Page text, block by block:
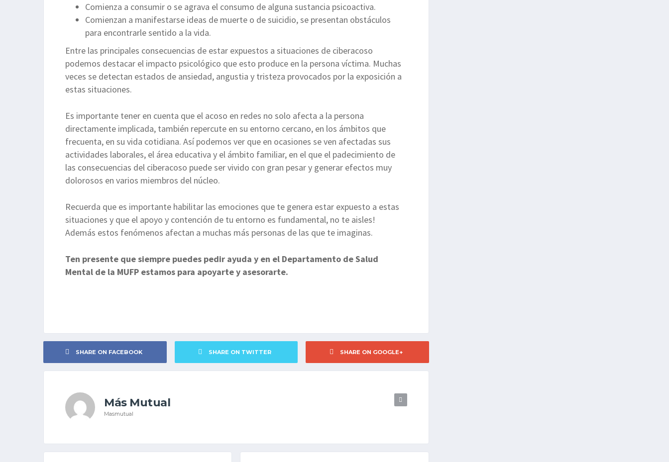
Comienza a consumir o se agrava el consumo de alguna sustancia psicoactiva.
Comienzan a manifestarse ideas de muerte o de suicidio, se presentan obstáculos
para encontrarle sentido a la vida.
Entre las principales consecuencias de estar expuestos a situaciones de ciberacoso
podemos destacar el impacto psicológico que esto produce en la persona víctima. Muchas
veces se detectan estados de ansiedad, angustia y tristeza provocados por la exposición a
estas situaciones.
Es importante tener en cuenta que el acoso en redes no solo afecta a la persona
directamente implicada, también repercute en su entorno cercano, en los ámbitos que
frecuenta, en su vida cotidiana. Así podemos ver que en ocasiones se ven afectadas sus
actividades laborales, el área educativa y el ámbito familiar, en el que el padecimiento de
las consecuencias del ciberacoso puede ser vivido con gran pesar y generar efectos muy
dolorosos en varios miembros del núcleo.
Recuerda que es importante habilitar las emociones que te genera estar expuesto a estas
situaciones y que el apoyo y contención de tu entorno es fundamental, no te aisles!
Además estos fenómenos afectan a muchas más personas de las que te imaginas.
Ten presente que siempre puedes pedir ayuda y en el Departamento de Salud
Mental de la MUFP estamos para apoyarte y asesorarte.
SHARE ON FACEBOOK SHARE ON TWITTER SHARE ON GOOGLE+
Más Mutual
Masmutual